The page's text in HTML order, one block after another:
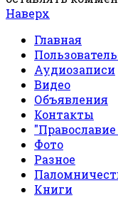
Наверх
Главная
Аудиозаписи
Видео
Объявления
Контакты
Фото
Разное
Книги